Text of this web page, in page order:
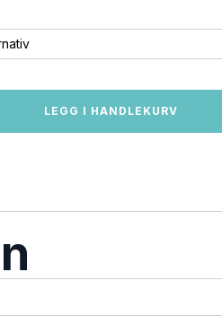
LEGG I HANDLEKURV